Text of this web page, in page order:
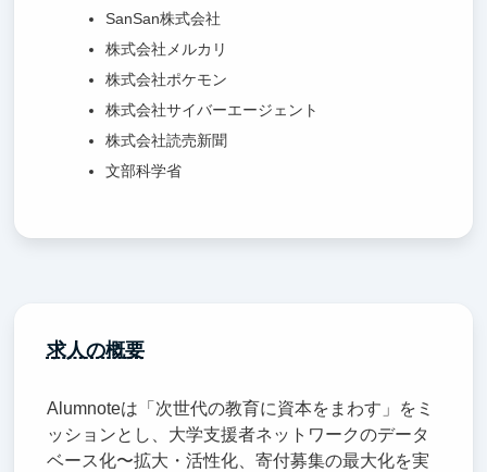
SanSan株式会社
株式会社メルカリ
株式会社ポケモン
株式会社サイバーエージェント
株式会社読売新聞
文部科学省
求人の概要
Alumnoteは「次世代の教育に資本をまわす」をミ
ッションとし、大学支援者ネットワークのデータ
ベース化〜拡大・活性化、寄付募集の最大化を実